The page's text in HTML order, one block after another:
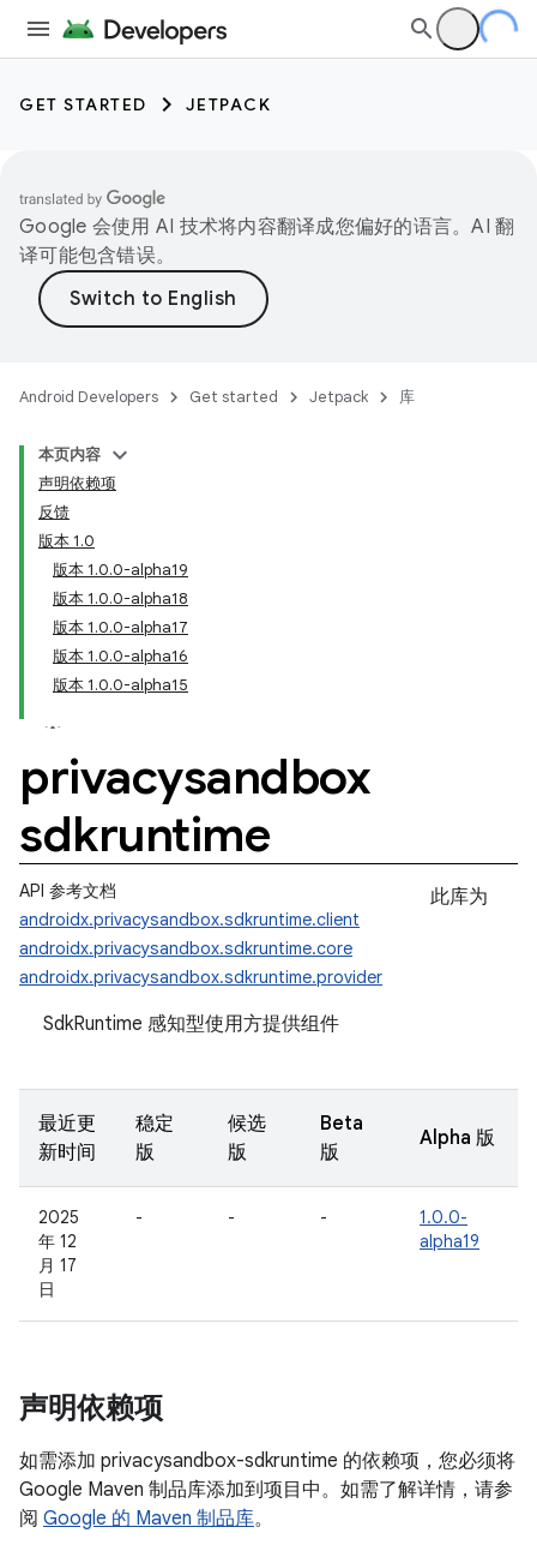
GET STARTED JETPACK
Google 会使用 AI 技术将内容翻译成您偏好的语言。AI 翻
译可能包含错误。
Android Developers Get started Jetpack 库
本页内容
声明依赖项
反馈
版本 1.0
版本 1.0.0-alpha19
版本 1.0.0-alpha18
版本 1.0.0-alpha17
版本 1.0.0-alpha16
版本 1.0.0-alpha15
privacysandbox
sdkruntime
API 参考文档
androidx.privacysandbox.sdkruntime.client
androidx.privacysandbox.sdkruntime.core
androidx.privacysandbox.sdkruntime.provider
此库为
SdkRuntime 感知型使用方提供组件
最近更
新时间
稳定
版
候选
版
Beta
版
Alpha 版
2025
年 12
月 17
日
- - -
1.0.0-
alpha19
声明依赖项
如需添加 privacysandbox-sdkruntime 的依赖项，您必须将
Google Maven 制品库添加到项目中。如需了解详情，请参
阅 Google 的 Maven 制品库。